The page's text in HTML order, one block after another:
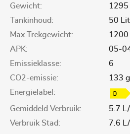
Gewicht:
1295
Tankinhoud:
50
Max Trekgewicht:
1200
APK:
05-
Emissieklasse:
6
CO2-emissie:
133
Energielabel:
Gemiddeld Verbruik:
5.7
Verbruik Stad:
7.6